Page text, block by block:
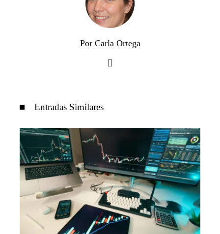
Por Carla Ortega
Entradas Similares